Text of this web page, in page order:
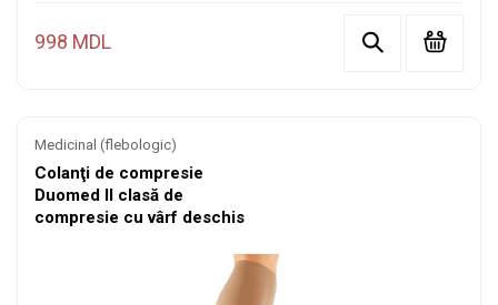
998 MDL
Medicinal (flebologic)
Colanţi de compresie
Duomed II clasă de
compresie cu vârf deschis